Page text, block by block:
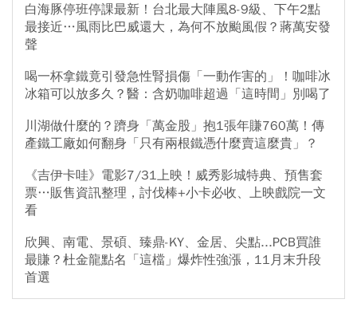
白海豚停班停課最新！台北最大陣風8-9級、下午2點
最接近…風雨比巴威還大，為何不放颱風假？蔣萬安發
聲
喝一杯拿鐵竟引發急性腎損傷「一動作害的」！咖啡冰
冰箱可以放多久？醫：含奶咖啡超過「這時間」別喝了
川湖做什麼的？躋身「萬金股」抱1張年賺760萬！傳
產鐵工廠如何翻身「只有兩根鐵憑什麼賣這麼貴」？
《吉伊卡哇》電影7/31上映！威秀影城特典、預售套
票…販售資訊整理，討伐棒+小卡必收、上映戲院一文
看
欣興、南電、景碩、臻鼎-KY、金居、尖點...PCB買誰
最賺？杜金龍點名「這檔」爆炸性強漲，11月末升段
首選